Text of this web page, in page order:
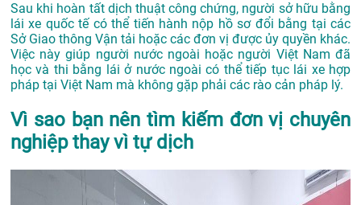
Sau khi hoàn tất dịch thuật công chứng, người sở hữu bằng
lái xe quốc tế có thể tiến hành nộp hồ sơ đổi bằng tại các
Sở Giao thông Vận tải hoặc các đơn vị được ủy quyền khác.
Việc này giúp người nước ngoài hoặc người Việt Nam đã
học và thi bằng lái ở nước ngoài có thể tiếp tục lái xe hợp
pháp tại Việt Nam mà không gặp phải các rào cản pháp lý.
Vì sao bạn nên tìm kiếm đơn vị chuyên
nghiệp thay vì tự dịch